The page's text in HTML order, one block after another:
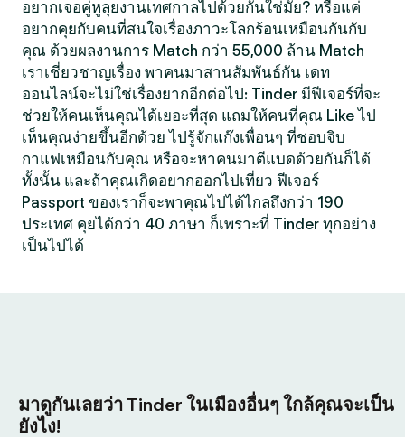
อยากเจอคู่หูลุยงานเทศกาลไปด้วยกันใช่มั้ย? หรือแค่
อยากคุยกับคนที่สนใจเรื่องภาวะโลกร้อนเหมือนกันกับ
คุณ ด้วยผลงานการ Match กว่า 55,000 ล้าน Match
เราเชี่ยวชาญเรื่อง พาคนมาสานสัมพันธ์กัน เดท
ออนไลน์จะไม่ใช่เรื่องยากอีกต่อไป: Tinder มีฟีเจอร์ที่จะ
ช่วยให้คนเห็นคุณได้เยอะที่สุด แถมให้คนที่คุณ Like ไป
เห็นคุณง่ายขึ้นอีกด้วย ไปรู้จักแก๊งเพื่อนๆ ที่ชอบจิบ
กาแฟเหมือนกับคุณ หรือจะหาคนมาตีแบดด้วยกันก็ได้
ทั้งนั้น และถ้าคุณเกิดอยากออกไปเที่ยว ฟีเจอร์
Passport ของเราก็จะพาคุณไปได้ไกลถึงกว่า 190
ประเทศ คุยได้กว่า 40 ภาษา ก็เพราะที่ Tinder ทุกอย่าง
เป็นไปได้
มาดูกันเลยว่า Tinder ในเมืองอื่นๆ ใกล้คุณจะเป็น
ยังไง!